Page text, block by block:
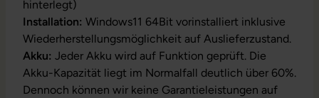
hinterlegt)
Installation: Windows11 64Bit vorinstalliert inklusive
Wiederherstellungsmöglichkeit auf Auslieferzustand.
Akku: Jeder Akku wird auf Funktion geprüft. Die
Akku-Kapazität liegt im Normalfall deutlich über 60%.
Dennoch können wir keine Garantieleistungen auf